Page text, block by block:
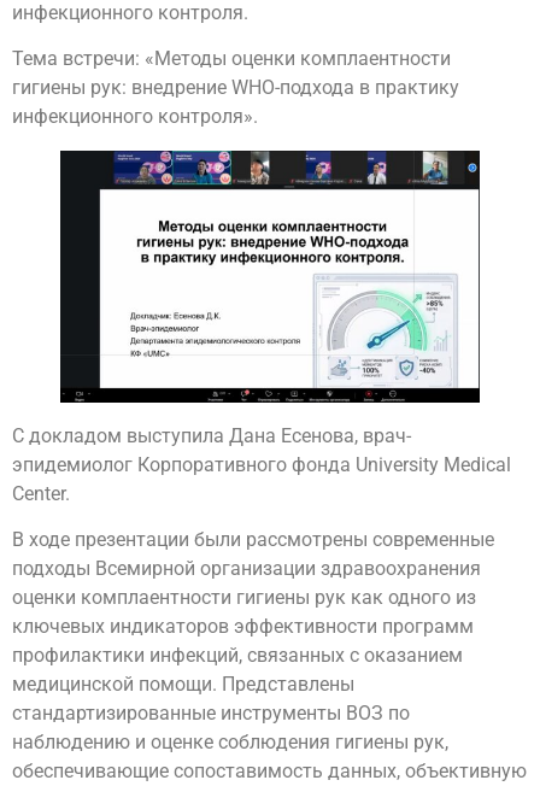
инфекционного контроля.
Тема встречи: «Методы оценки комплаентности
гигиены рук: внедрение WHO-подхода в практику
инфекционного контроля».
С докладом выступила Дана Есенова, врач-
эпидемиолог Корпоративного фонда University Medical
Center.
В ходе презентации были рассмотрены современные
подходы Всемирной организации здравоохранения
оценки комплаентности гигиены рук как одного из
ключевых индикаторов эффективности программ
профилактики инфекций, связанных с оказанием
медицинской помощи. Представлены
стандартизированные инструменты ВОЗ по
наблюдению и оценке соблюдения гигиены рук,
обеспечивающие сопоставимость данных, объективную